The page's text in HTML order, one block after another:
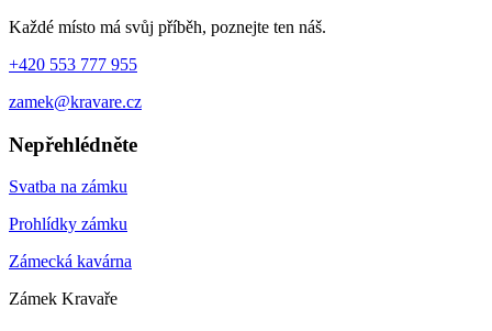
Každé místo má svůj příběh, poznejte ten náš.
+420 553 777 955
zamek@kravare.cz
Nepřehlédněte
Svatba na zámku
Prohlídky zámku
Zámecká kavárna
Zámek Kravaře